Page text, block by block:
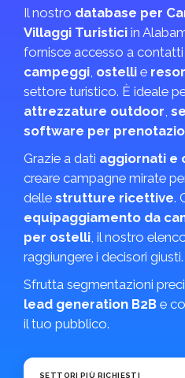
Il nostro database per
Villaggi Turistici in
fornisce accesso a
campeggi, ostelli e
settore turistico. È ideale
attrezzature outdoor,
software per
Grazie a dati aggiornati e
creare campagne mirate
delle strutture ricettive.
equipaggiamento da
per ostelli, il nostro
raggiungere i decisori giusti.
Sfrutta segmentazioni
lead generation B2B e
il tuo pubblico.
SETTORI PIÙ RICHIESTI